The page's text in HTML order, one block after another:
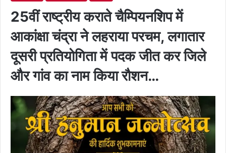
25वीं राष्ट्रीय कराते चैम्पियनशिप में
आकांक्षा चंद्रा ने लहराया परचम, लगातार
दूसरी प्रतियोगिता में पदक जीत कर जिले
और गांव का नाम किया रौशन…